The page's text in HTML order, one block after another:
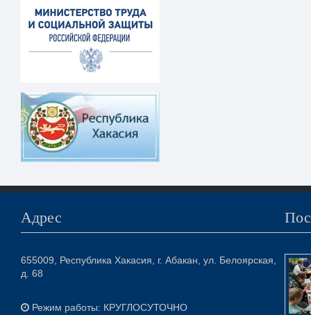
Адрес
655009, Республика Хакасия, г. Абакан, ул. Белоярская,
д. 68
Режим работы: КРУГЛОСУТОЧНО